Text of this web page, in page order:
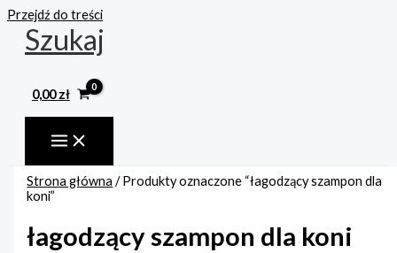
Przejdź do treści
Szukaj
0,00zł
Strona główna / Produkty oznaczone “łagodzący szampon dla
koni”
łagodzący szampon dla koni